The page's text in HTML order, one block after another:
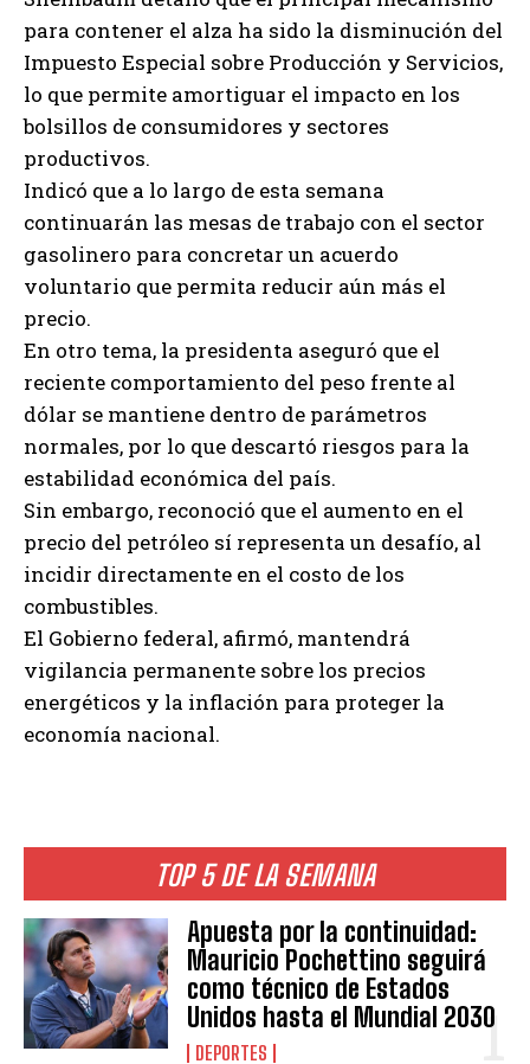
TOP 5 DE LA SEMANA
Apuesta por la continuidad:
Mauricio Pochettino seguirá
como técnico de Estados
Unidos hasta el Mundial 2030
DEPORTES
para contener el alza ha sido la disminución del
Impuesto Especial sobre Producción y Servicios,
lo que permite amortiguar el impacto en los
bolsillos de consumidores y sectores
productivos.
Indicó que a lo largo de esta semana
continuarán las mesas de trabajo con el sector
gasolinero para concretar un acuerdo
voluntario que permita reducir aún más el
precio.
En otro tema, la presidenta aseguró que el
reciente comportamiento del peso frente al
dólar se mantiene dentro de parámetros
normales, por lo que descartó riesgos para la
estabilidad económica del país.
Sin embargo, reconoció que el aumento en el
precio del petróleo sí representa un desafío, al
incidir directamente en el costo de los
combustibles.
El Gobierno federal, afirmó, mantendrá
vigilancia permanente sobre los precios
energéticos y la inflación para proteger la
economía nacional.